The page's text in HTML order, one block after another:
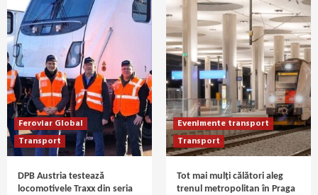
Feroviar Global
Transport
DPB Austria testează
locomotivele Traxx din seria
Evenimente transport
Transport
Tot mai mulți călători aleg
trenul metropolitan în Praga